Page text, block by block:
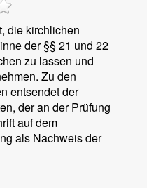
die kirchlichen
der §§ 21 und 22
zu lassen und
Zu den
entsendet der
der an der Prüfung
auf dem
als Nachweis der